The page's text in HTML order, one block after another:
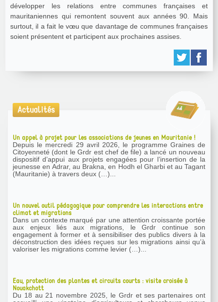
développer les relations entre communes françaises et
mauritaniennes qui remontent souvent aux années 90. Mais
surtout, il a fait le vœu que davantage de communes françaises
soient présentent et participent aux prochaines assises.
Actualités
Un appel à projet pour les associations de jeunes en Mauritanie !
Depuis le mercredi 29 avril 2026, le programme Graines de
Citoyenneté (dont le Grdr est chef de file) a lancé un nouveau
dispositif d’appui aux projets engagées pour l’insertion de la
jeunesse en Adrar, au Brakna, en Hodh el Gharbi et au Tagant
(Mauritanie) à travers deux (…)...
Un nouvel outil pédagogique pour comprendre les interactions entre
climat et migrations
Dans un contexte marqué par une attention croissante portée
aux enjeux liés aux migrations, le Grdr continue son
engagement à former et à sensibiliser des publics divers à la
déconstruction des idées reçues sur les migrations ainsi qu’à
valoriser les migrations comme levier (…)...
Eau, protection des plantes et circuits courts : visite croisée à
Nouakchott
Du 18 au 21 novembre 2025, le Grdr et ses partenaires ont